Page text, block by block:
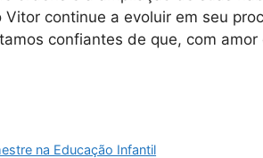
continue a evoluir em seu
confiantes de que, com
na Educação Infantil